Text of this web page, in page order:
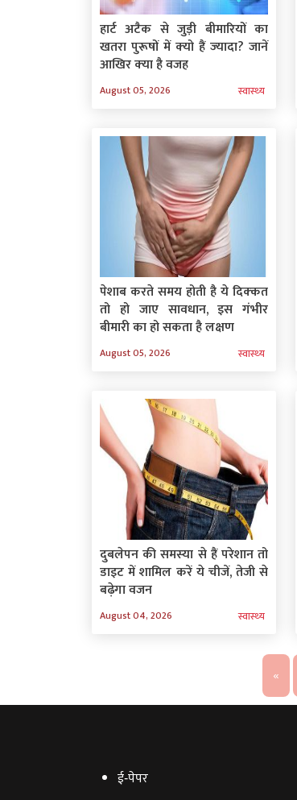
हार्ट अटैक से जुड़ी बीमारियों का
खतरा पुरूषों में क्‍यो हैं ज्‍यादा? जानें
आखिर क्‍या है वजह
August 05, 2026 स्‍वास्‍थ्‍य
पेशाब करते समय होती है ये दिक्‍कत
तो हो जाए सावधान, इस गंभीर
बीमारी का हो सकता है लक्षण
August 05, 2026 स्‍वास्‍थ्‍य
दुबलेपन की समस्‍या से हैं परेशान तो
डाइट में शामिल करें ये चीजें, तेजी से
बढ़ेगा वजन
August 04, 2026 स्‍वास्‍थ्‍य
«
ई‑पेपर